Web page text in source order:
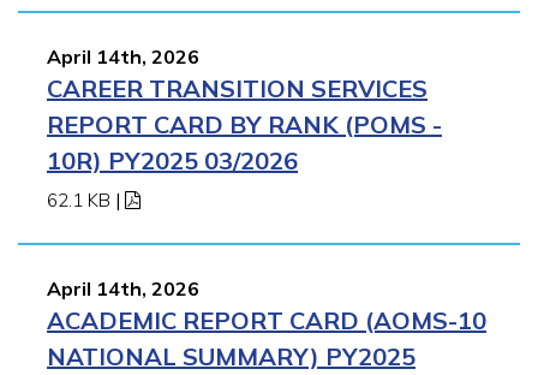
April 14th, 2026
CAREER TRANSITION SERVICES
REPORT CARD BY RANK (POMS -
10R) PY2025 03/2026
62.1 KB |
April 14th, 2026
ACADEMIC REPORT CARD (AOMS-10
NATIONAL SUMMARY) PY2025